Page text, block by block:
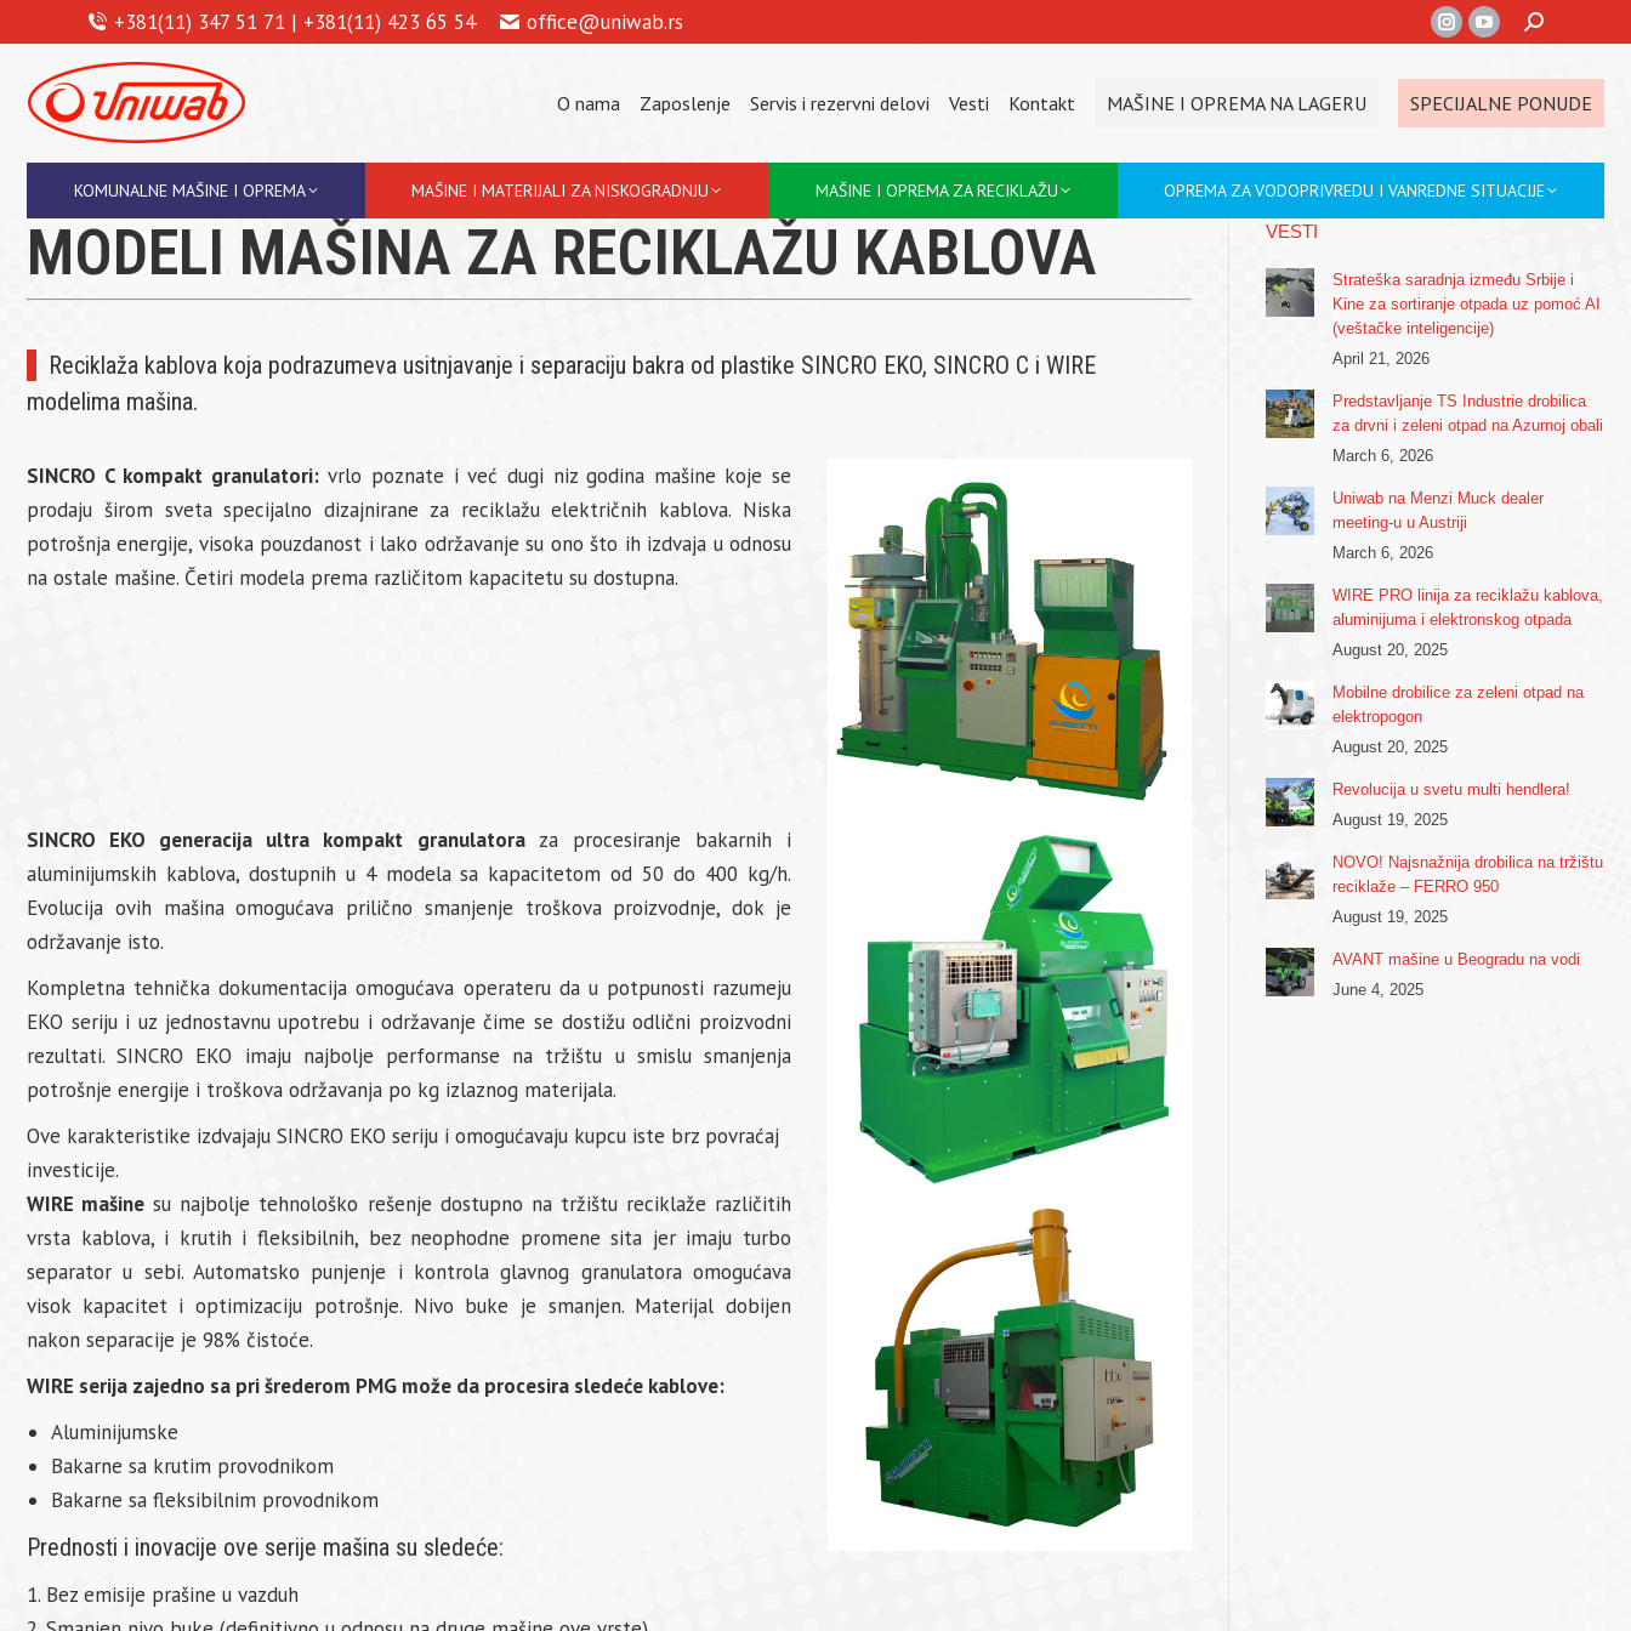
+381(11) 347 51 71 | +381(11) 423 65 54 office@uniwab.rs
Instagram
opens
in
new
window
YouTube
opens
in
new
window
Search:
O nama Zaposlenje Servis i rezervni delovi Vesti Kontakt MAŠINE I OPREMA NA LAGERU SPECIJALNE PONUDE
KOMUNALNE MAŠINE I OPREMA MAŠINE I MATERIJALI ZA NISKOGRADNJU MAŠINE I OPREMA ZA RECIKLAŽU OPREMA ZA VODOPRIVREDU I VANREDNE SITUACIJE
MODELI MAŠINA ZA RECIKLAŽU KABLOVA
Reciklaža kablova koja podrazumeva usitnjavanje i separaciju bakra od plastike SINCRO EKO, SINCRO C i WIRE
modelima mašina.
SINCRO C kompakt granulatori:vrlo poznate i već dugi niz godina mašine koje se
prodaju širom sveta specijalno dizajnirane za reciklažu električnih kablova. Niska
potrošnja energije, visoka pouzdanost i lako održavanje su ono što ih izdvaja u odnosu
na ostale mašine. Četiri modela prema različitom kapacitetu su dostupna.
SINCRO EKO generacija ultra kompakt granulatoraza procesiranje bakarnih i
aluminijumskih kablova, dostupnih u 4 modela sa kapacitetom od 50 do 400 kg/h.
Evolucija ovih mašina omogućava prilično smanjenje troškova proizvodnje, dok je
održavanje isto.
Kompletna tehnička dokumentacija omogućava operateru da u potpunosti razumeju
EKO seriju i uz jednostavnu upotrebu i održavanje čime se dostižu odlični proizvodni
rezultati. SINCRO EKO imaju najbolje performanse na tržištu u smislu smanjenja
potrošnje energije i troškova održavanja po kg izlaznog materijala.
Ove karakteristike izdvajaju SINCRO EKO seriju i omogućavaju kupcu iste brz povraćaj
investicije.
WIRE mašine su najbolje tehnološko rešenje dostupno na tržištu reciklaže različitih
vrsta kablova, i krutih i fleksibilnih, bez neophodne promene sita jer imaju turbo
separator u sebi. Automatsko punjenje i kontrola glavnog granulatora omogućava
visok kapacitet i optimizaciju potrošnje. Nivo buke je smanjen. Materijal dobijen
nakon separacije je 98% čistoće.
WIRE serija zajedno sa pri šrederom PMG može da procesira sledeće kablove:
Aluminijumske
Bakarne sa krutim provodnikom
Bakarne sa fleksibilnim provodnikom
Prednosti i inovacije ove serije mašina su sledeće:
1. Bez emisije prašine u vazduh
VESTI
Strateška saradnja između Srbije i
Kine za sortiranje otpada uz pomoć AI
(veštačke inteligencije)
April 21, 2026
Predstavljanje TS Industrie drobilica
za drvni i zeleni otpad na Azurnoj obali
March 6, 2026
Uniwab na Menzi Muck dealer
meeting-u u Austriji
March 6, 2026
WIRE PRO linija za reciklažu kablova,
aluminijuma i elektronskog otpada
August 20, 2025
Mobilne drobilice za zeleni otpad na
elektropogon
August 20, 2025
Revolucija u svetu multi hendlera!
August 19, 2025
NOVO! Najsnažnija drobilica na tržištu
reciklaže – FERRO 950
August 19, 2025
AVANT mašine u Beogradu na vodi
June 4, 2025